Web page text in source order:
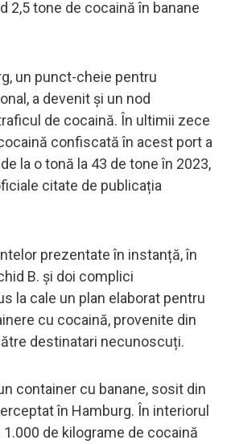
2,5 tone de cocaină în banane
un punct-cheie pentru
a devenit și un nod
de cocaină. În ultimii zece
confiscată în acest port a
la o tonă la 43 de tone în 2023,
citate de publicația
prezentate în instanță, în
B. și doi complici
la cale un plan elaborat pentru
cu cocaină, provenite din
destinatari necunoscuți.
container cu banane, sosit din
în Hamburg. În interiorul
de kilograme de cocaină